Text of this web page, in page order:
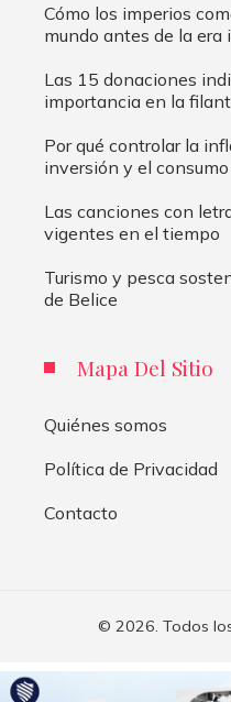
Cómo los imperios
mundo antes de la era
Las 15 donaciones
importancia en la
Por qué controlar la
inversión y el
Las canciones con
vigentes en el tiempo
Turismo y pesca
de Belice
Mapa Del Sitio
Quiénes somos
Política de Privacidad
Contacto
© 2026. Todos